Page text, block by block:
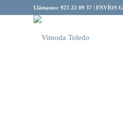
Llámanos: 925 22 09 37 | ENVÍOS